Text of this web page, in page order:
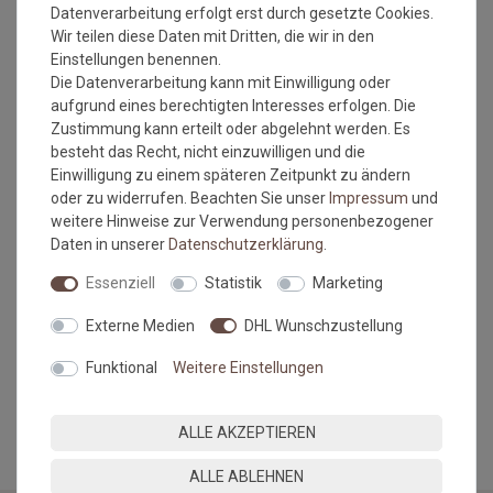
Gesamtgewicht: ca. 1900 gr./m²
Antistatisch und Fußbodenheizung geeignet
umweltfreundlich
Brandklasse: Efl
Einsatzbereich: Wohnbereich
Mindestbestellmaß: 1 qm
Bitte beachten Sie immer dieVerlege - und Pflegehinweise
des Herstellers.
Wichtiger Hinweis:
normal. Sonderanfertigungen im Wunschmaß sind vom
Datenverarbeitung erfolgt erst durch gesetzte Cookies.
Wir teilen diese Daten mit Dritten, die wir in den
Einstellungen benennen.
Die Datenverarbeitung kann mit Einwilligung oder
aufgrund eines berechtigten Interesses erfolgen. Die
Zustimmung kann erteilt oder abgelehnt werden. Es
besteht das Recht, nicht einzuwilligen und die
Einwilligung zu einem späteren Zeitpunkt zu ändern
oder zu widerrufen. Beachten Sie unser Impressum und
weitere Hinweise zur Verwendung personenbezogener
Daten in unserer Daten­schutz­erklärung
Essenziell Statistik Marketing
Externe Medien DHL Wunschzustellung
Funktional Weitere Einstellungen
ALLE AKZEPTIEREN
ALLE ABLEHNEN